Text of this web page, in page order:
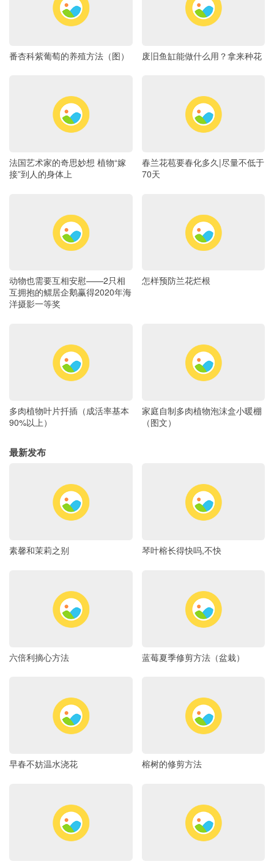
番杏科紫葡萄的养殖方法（图） 废旧鱼缸能做什么用？拿来种花
法国艺术家的奇思妙想 植物“嫁
接”到人的身体上
春兰花苞要春化多久|尽量不低于
70天
动物也需要互相安慰——2只相
互拥抱的鳏居企鹅赢得2020年海
洋摄影一等奖
怎样预防兰花烂根
多肉植物叶片扦插（成活率基本
90%以上）
家庭自制多肉植物泡沫盒小暖棚
（图文）
最新发布
素馨和茉莉之别 琴叶榕长得快吗,不快
六倍利摘心方法 蓝莓夏季修剪方法（盆栽）
早春不妨温水浇花 榕树的修剪方法